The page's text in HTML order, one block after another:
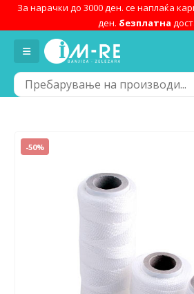
За нарачки до 3000 ден. се наплаќа
ден. безплатна
-50%